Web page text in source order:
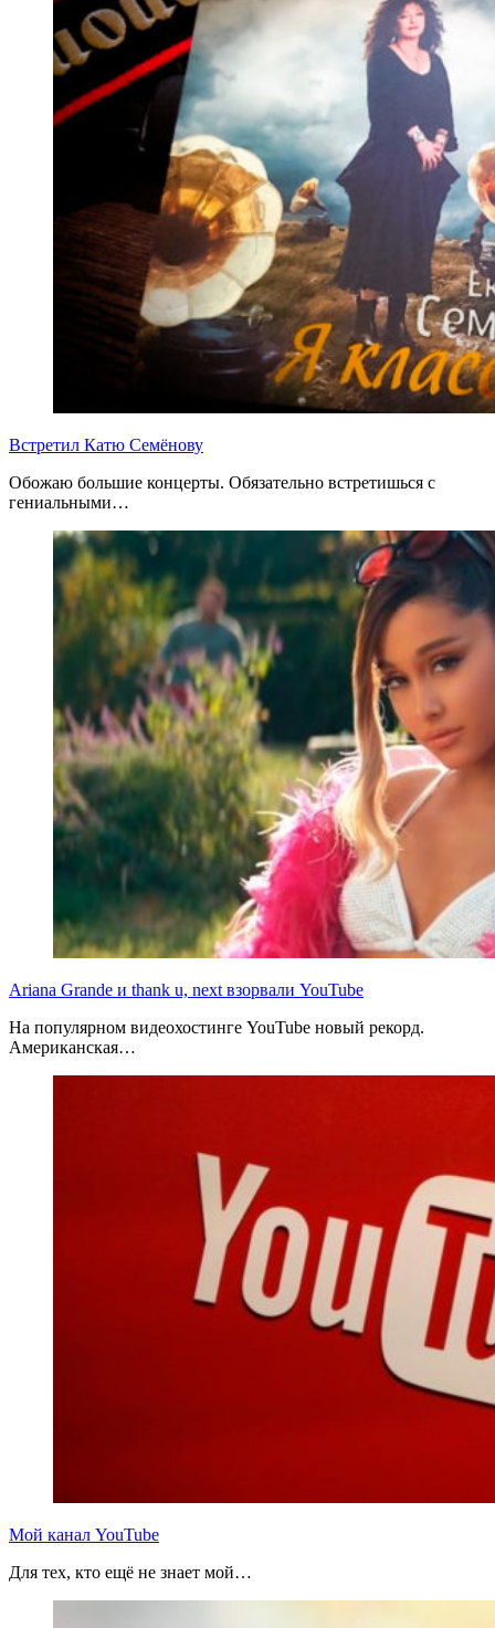
Встретил Катю Семёнову
Обожаю большие концерты. Обязательно встретишься с
гениальными…
Ariana Grande и thank u, next взорвали YouTube
На популярном видеохостинге YouTube новый рекорд.
Американская…
Мой канал YouTube
Для тех, кто ещё не знает мой…